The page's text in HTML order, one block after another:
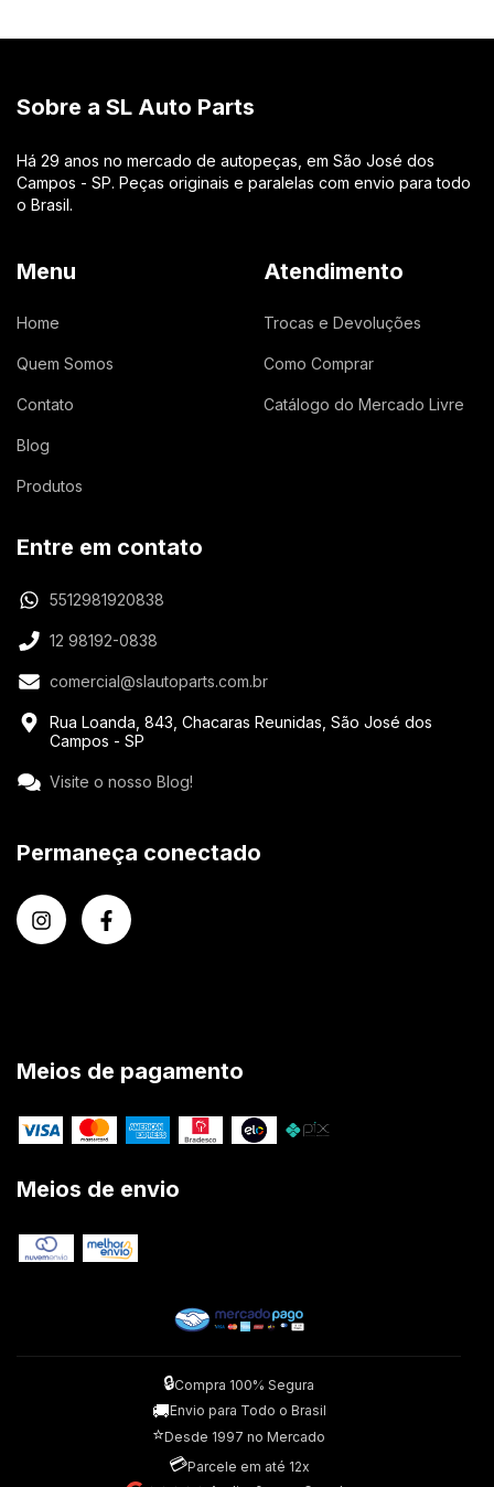
Sobre a SL Auto Parts
Há 29 anos no mercado de autopeças, em São José dos
Campos - SP. Peças originais e paralelas com envio para todo
o Brasil.
Menu
Home
Quem Somos
Contato
Blog
Produtos
Atendimento
Trocas e Devoluções
Como Comprar
Catálogo do Mercado Livre
Entre em contato
5512981920838
12 98192-0838
comercial@slautoparts.com.br
Rua Loanda, 843, Chacaras Reunidas, São José dos
Campos - SP
Visite o nosso Blog!
Permaneça conectado
Meios de pagamento
Meios de envio
🔒Compra 100% Segura
🚚Envio para Todo o Brasil
⭐Desde 1997 no Mercado
💳Parcele em até 12x